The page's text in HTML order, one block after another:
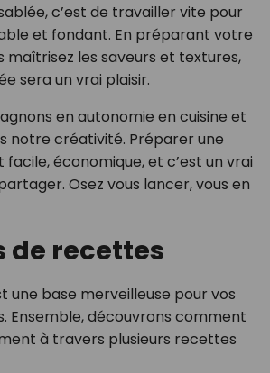
c’est de travailler vite pour
et fondant. En préparant votre
maîtrisez les saveurs et textures,
sera un vrai plaisir.
en autonomie en cuisine et
notre créativité. Préparer une
facile, économique, et c’est un vrai
Osez vous lancer, vous en
de recettes
une base merveilleuse pour vos
Ensemble, découvrons comment
à travers plusieurs recettes